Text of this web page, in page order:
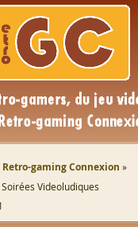
Retro-gaming Connexion
Videoludiques